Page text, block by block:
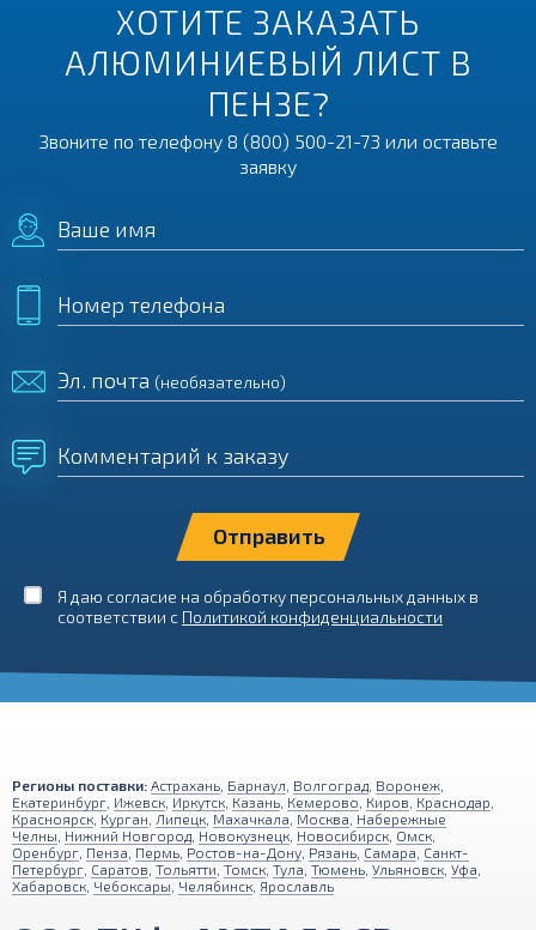
ХОТИТЕ ЗАКАЗАТЬ
АЛЮМИНИЕВЫЙ ЛИСТ В
ПЕНЗЕ?
Звоните по телефону 8 (800) 500-21-73 или оставьте
заявку
Ваше имя
Номер телефона
Эл. почта (необязательно)
Комментарий к заказу
Я даю согласие на обработку персональных данных в
соответствии с Политикой конфиденциальности
Регионы поставки: Астрахань Барнаул Волгоград Воронеж
Екатеринбург Ижевск Иркутск Казань Кемерово Киров Краснодар
Красноярск Курган Липецк Махачкала Москва Набережные
Челны Нижний Новгород Новокузнецк Новосибирск Омск
Оренбург Пенза Пермь Ростов-на-Дону Рязань Самара Санкт-
Петербург Саратов Тольятти Томск Тула Тюмень Ульяновск Уфа
Хабаровск Чебоксары Челябинск Ярославль